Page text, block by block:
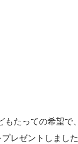
もたっての希望で
レゼントしました